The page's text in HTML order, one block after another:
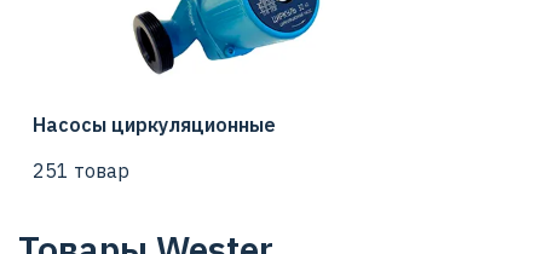
Насосы циркуляционные
251 товар